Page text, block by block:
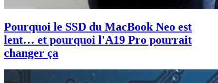
Pourquoi le SSD du MacBook Neo est
lent… et pourquoi l'A19 Pro pourrait
changer ça